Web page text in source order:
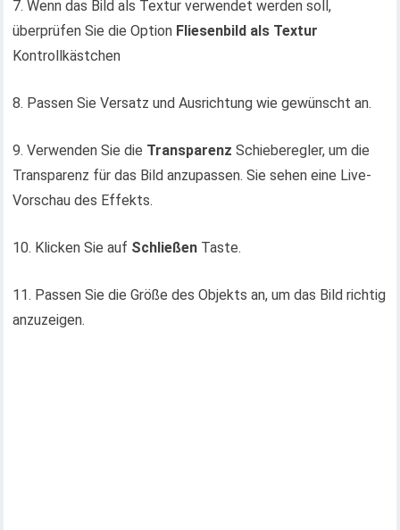
7. Wenn das Bild als Textur verwendet werden soll,
überprüfen Sie die Option Fliesenbild als Textur
Kontrollkästchen
8. Passen Sie Versatz und Ausrichtung wie gewünscht an.
9. Verwenden Sie die Transparenz Schieberegler, um die
Transparenz für das Bild anzupassen. Sie sehen eine Live-
Vorschau des Effekts.
10. Klicken Sie auf Schließen Taste.
11. Passen Sie die Größe des Objekts an, um das Bild richtig
anzuzeigen.